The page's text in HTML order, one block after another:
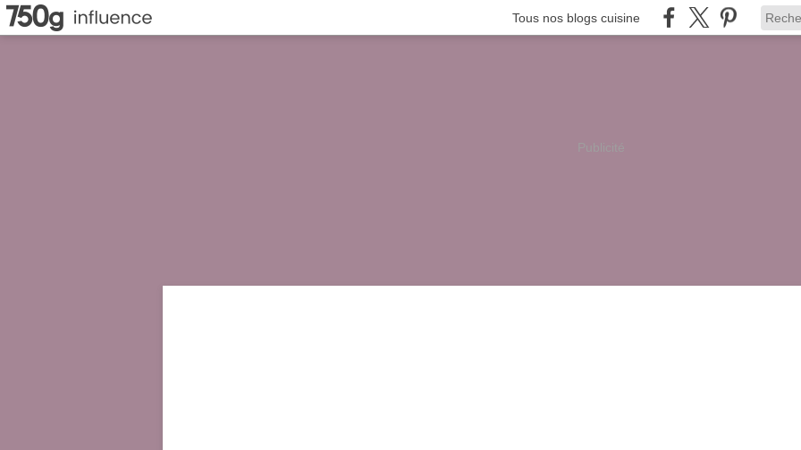
Tous nos blogs cuisine
Publicité